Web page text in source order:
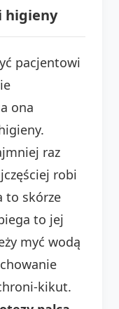
higieny
pacjentowi
ona
raz
robi
to skórze
to jej
myć wodą
kikut.